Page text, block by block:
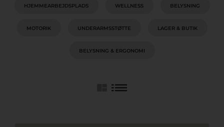
HJEMMEARBEJDSPLADS WELLNESS BELYSNING
MOTORIK UNDERARMSSTØTTE LAGER & BUTIK
BELYSNING & ERGONOMI